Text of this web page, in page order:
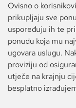
Ovisno o
prikupljaju sve
uspoređuju ih te
ponudu koja mu
ugovara uslugu.
proviziju od
utječe na krajnju
besplatno